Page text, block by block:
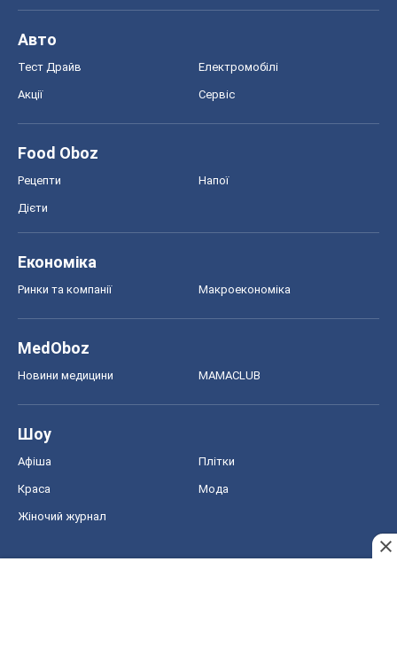
Авто
Тест Драйв Електромобілі
Акції Сервіс
Food Oboz
Рецепти Напої
Дієти
Економіка
Ринки та компанії Макроекономіка
MedOboz
Новини медицини MAMACLUB
Шоу
Афіша Плітки
Краса Мода
Жіночий журнал